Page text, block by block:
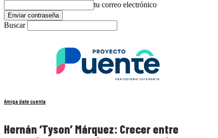
tu correo electrónico
Buscar
Amiga date cuenta
Hernán ‘Tyson’ Márquez: Crecer entre